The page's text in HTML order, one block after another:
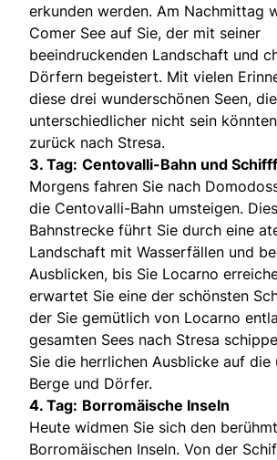
erkunden werden. Am Nachmittag
Comer See auf Sie, der mit seiner
beeindruckenden Landschaft und
Dörfern begeistert. Mit vielen
diese drei wunderschönen Seen, die
unterschiedlicher nicht sein
zurück nach Stresa.
3. Tag: Centovalli-Bahn und
Morgens fahren Sie nach
die Centovalli-Bahn umsteigen.
Bahnstrecke führt Sie durch eine
Landschaft mit Wasserfällen und
Ausblicken, bis Sie Locarno
erwartet Sie eine der schönsten
der Sie gemütlich von Locarno
gesamten Sees nach Stresa
Sie die herrlichen Ausblicke auf die
Berge und Dörfer.
4. Tag: Borromäische Inseln
Heute widmen Sie sich den
Borromäischen Inseln. Von der